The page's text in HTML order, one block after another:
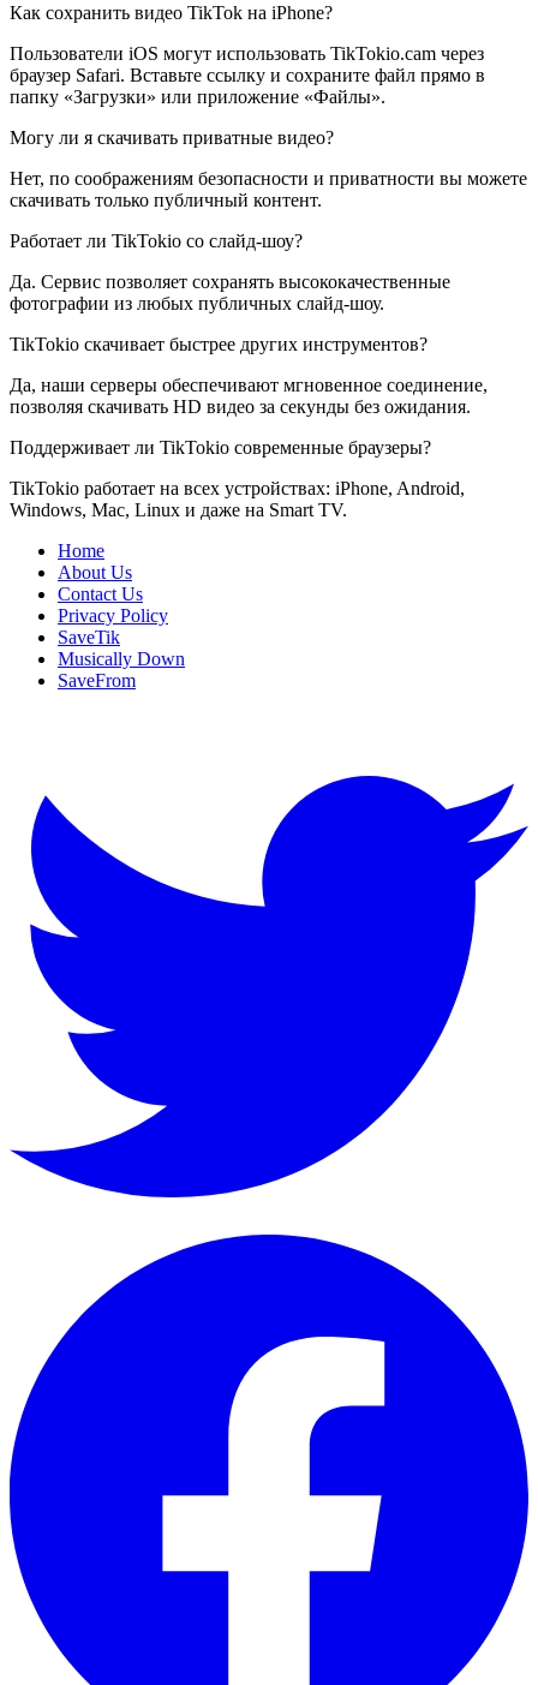
Как сохранить видео TikTok на iPhone?
Пользователи iOS могут использовать TikTokio.cam через
браузер Safari. Вставьте ссылку и сохраните файл прямо в
папку «Загрузки» или приложение «Файлы».
Могу ли я скачивать приватные видео?
Нет, по соображениям безопасности и приватности вы можете
скачивать только публичный контент.
Работает ли TikTokio со слайд-шоу?
Да. Сервис позволяет сохранять высококачественные
фотографии из любых публичных слайд-шоу.
TikTokio скачивает быстрее других инструментов?
Да, наши серверы обеспечивают мгновенное соединение,
позволяя скачивать HD видео за секунды без ожидания.
Поддерживает ли TikTokio современные браузеры?
TikTokio работает на всех устройствах: iPhone, Android,
Windows, Mac, Linux и даже на Smart TV.
Home
About Us
Contact Us
Privacy Policy
SaveTik
Musically Down
SaveFrom